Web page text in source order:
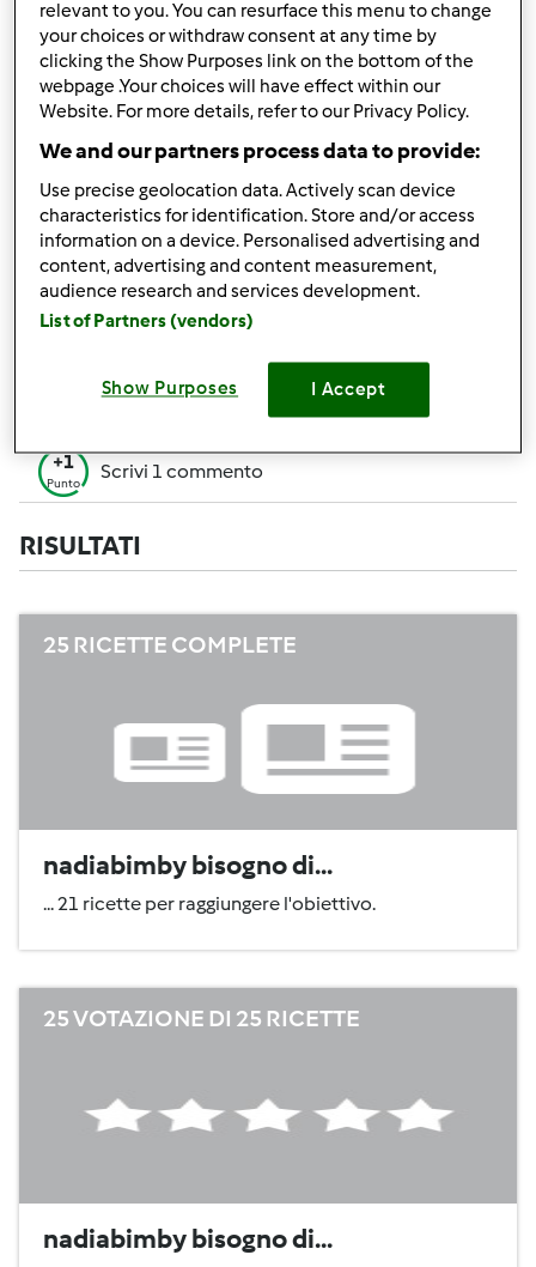
Eseguendo una delle azioni elencate di seguito è possibile
raccogliere punti. Questi punti si sommeranno alla tuo
punteggio attuale nella Community. Controlla la scala di
punteggio indicata sul grembiule per vedere quanti punti
ti servono per passare al grado successivo.
+50
Punti
Vincitore di un contest
+10
Punti
Creare 1 ricetta (tutti i campi= 10 p. Solo i
campi obbligatori=5 p.)
+1
Punto
Scrivi 1 commento
RISULTATI
25 RICETTE COMPLETE
nadiabimby bisogno di...
... 21 ricette per raggiungere l'obiettivo.
25 VOTAZIONE DI 25 RICETTE
nadiabimby bisogno di...
relevant to you. You can resurface this menu to change
your choices or withdraw consent at any time by
clicking the Show Purposes link on the bottom of the
webpage .Your choices will have effect within our
Website. For more details, refer to our Privacy Policy.
We and our partners process data to provide:
Use precise geolocation data. Actively scan device
characteristics for identification. Store and/or access
information on a device. Personalised advertising and
content, advertising and content measurement,
audience research and services development.
List of Partners (vendors)
Show Purposes I Accept